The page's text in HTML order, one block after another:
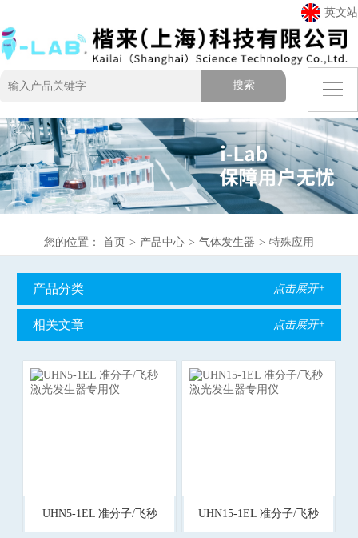
英文站
您的位置： 首页 > 产品中心 > 气体发生器 > 特殊应用
产品分类 点击展开+
相关文章 点击展开+
UHN5-1EL 准分子/飞秒 UHN15-1EL 准分子/飞秒